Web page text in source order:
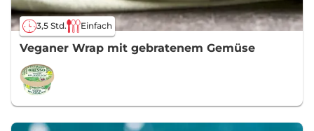
3,5 Std. Einfach
Veganer Wrap mit gebratenem Gemüse